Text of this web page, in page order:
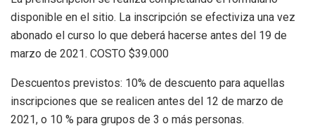
disponible en el sitio. La inscripción se efectiviza una vez
abonado el curso lo que deberá hacerse antes del 19 de
marzo de 2021. COSTO $39.000
Descuentos previstos: 10% de descuento para aquellas
inscripciones que se realicen antes del 12 de marzo de
2021, o 10 % para grupos de 3 o más personas.